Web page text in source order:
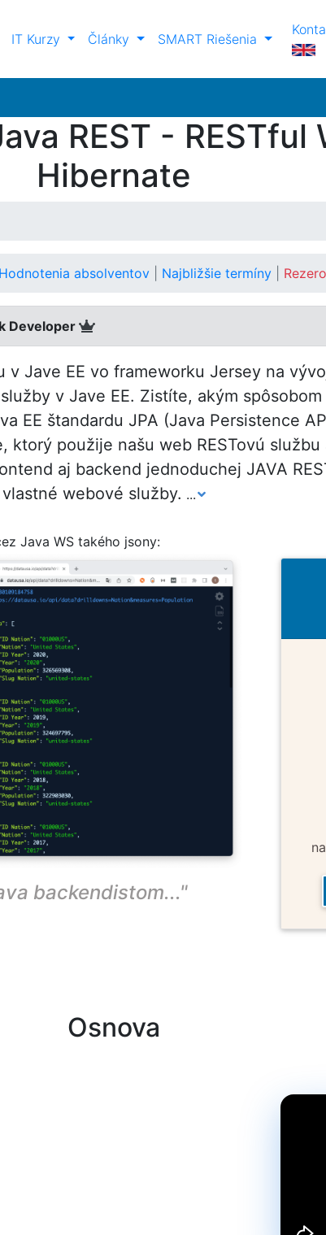
IT Kurzy Články SMART Riešenia
REST -
Hibernate
Hodnotenia absolventov Najbližšie termíny
Developer
Jave EE vo frameworku Jersey na
v Jave EE. Zistíte, akým
EE štandardu JPA (Java Persistence
použije našu web RESTovú
aj backend jednoduchej JAVA
webové služby. ...
Java WS takého jsony:
backendistom..."
Osnova